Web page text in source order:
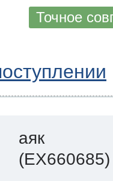
Точное
аяк
(EX660685)